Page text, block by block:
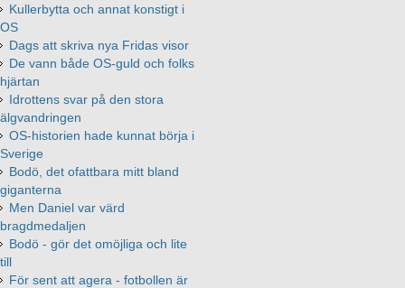
Kullerbytta och annat konstigt i
OS
Dags att skriva nya Fridas visor
De vann både OS-guld och folks
hjärtan
Idrottens svar på den stora
älgvandringen
OS-historien hade kunnat börja i
Sverige
Bodö, det ofattbara mitt bland
giganterna
Men Daniel var värd
bragdmedaljen
Bodö - gör det omöjliga och lite
till
För sent att agera - fotbollen är